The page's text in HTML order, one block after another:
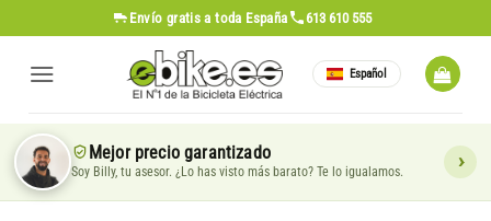
al
contenido
Envío gratis a toda España 613 610 555
Español
Mejor precio garantizado
Soy Billy, tu asesor. ¿Lo has visto más barato? Te lo igualamos.